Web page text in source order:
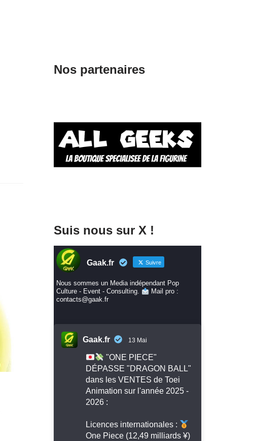
Nos partenaires
Suis nous sur X !
Gaak.fr Suivre
Nous sommes un Media indépendant Pop
Culture - Event - Consulting.
Mail pro :
contacts@gaak.fr
Gaak.fr 13 Mai
"ONE PIECE"
DÉPASSE "DRAGON BALL"
dans les VENTES de Toei
Animation sur l'année 2025 -
2026 :
Licences internationales :
One Piece (12,49 milliards ¥)